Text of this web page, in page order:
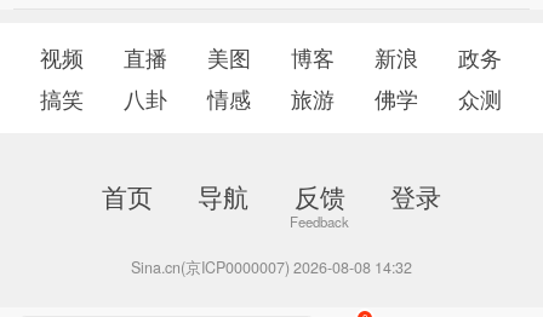
视频 直播 美图 博客 新浪
政务
搞笑
八卦 情感 旅游 佛学 众测
首页 导航 反馈 登录
Sina.cn(京ICP0000007) 2026-08-08 14:32